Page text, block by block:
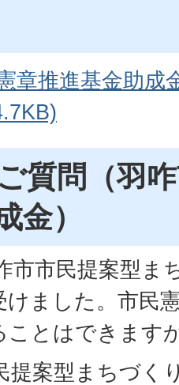
章推進基金助成
質問（羽
金）
市市民提案型ま
けました。市民
ことはできます
提案型まちづく